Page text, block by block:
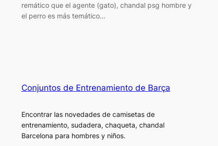
remático que el agente (gato), chandal psg hombre y
el perro es más temático…
Conjuntos de Entrenamiento de Barça
Encontrar las novedades de camisetas de
entrenamiento, sudadera, chaqueta, chandal
Barcelona para hombres y niños.